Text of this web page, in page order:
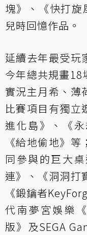
塊》、《快打
兒時回憶作品。
延續去年最受玩
今年總共規畫18
實況主月希、薄
比賽項目有獨立
進化島》、《
《給地偷地》
同參與的巨大
連》、《洞洞打
《鍛鑰者
代南夢宮娛樂
版》及SEGA